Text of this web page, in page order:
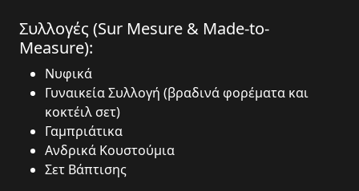
Συλλογές (Sur Mesure & Made-to-
Measure):
Νυφικά
Γυναικεία Συλλογή (βραδινά φορέματα και
κοκτέιλ σετ)
Γαμπριάτικα
Ανδρικά Κουστούμια
Σετ Βάπτισης